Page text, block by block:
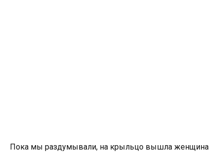
Пока мы раздумывали, на крыльцо вышла женщина